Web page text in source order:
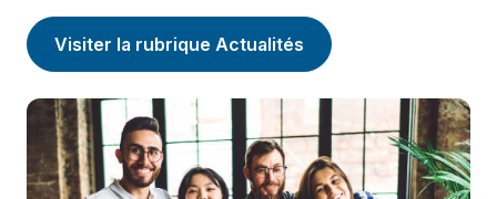
Visiter la rubrique Actualités